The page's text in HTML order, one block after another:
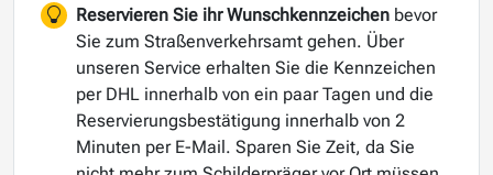
Reservieren Sie ihr Wunschkennzeichen bevor
Sie zum Straßenverkehrsamt gehen. Über
unseren Service erhalten Sie die Kennzeichen
per DHL innerhalb von ein paar Tagen und die
Reservierungsbestätigung innerhalb von 2
Minuten per E-Mail. Sparen Sie Zeit, da Sie